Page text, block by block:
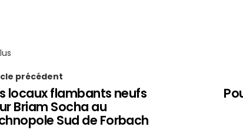
précédent
locaux flambants neufs
Briam Socha au
Sud de Forbach